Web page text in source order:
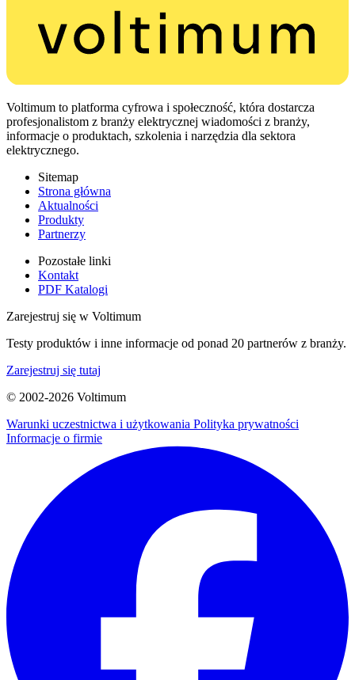
Voltimum to platforma cyfrowa i społeczność, która dostarcza
profesjonalistom z branży elektrycznej wiadomości z branży,
informacje o produktach, szkolenia i narzędzia dla sektora
elektrycznego.
Sitemap
Strona główna
Aktualności
Produkty
Partnerzy
Pozostałe linki
Kontakt
PDF Katalogi
Zarejestruj się w Voltimum
Testy produktów i inne informacje od ponad 20 partnerów z branży.
Zarejestruj się tutaj
© 2002-2026 Voltimum
Warunki uczestnictwa i użytkowania Polityka prywatności
Informacje o firmie